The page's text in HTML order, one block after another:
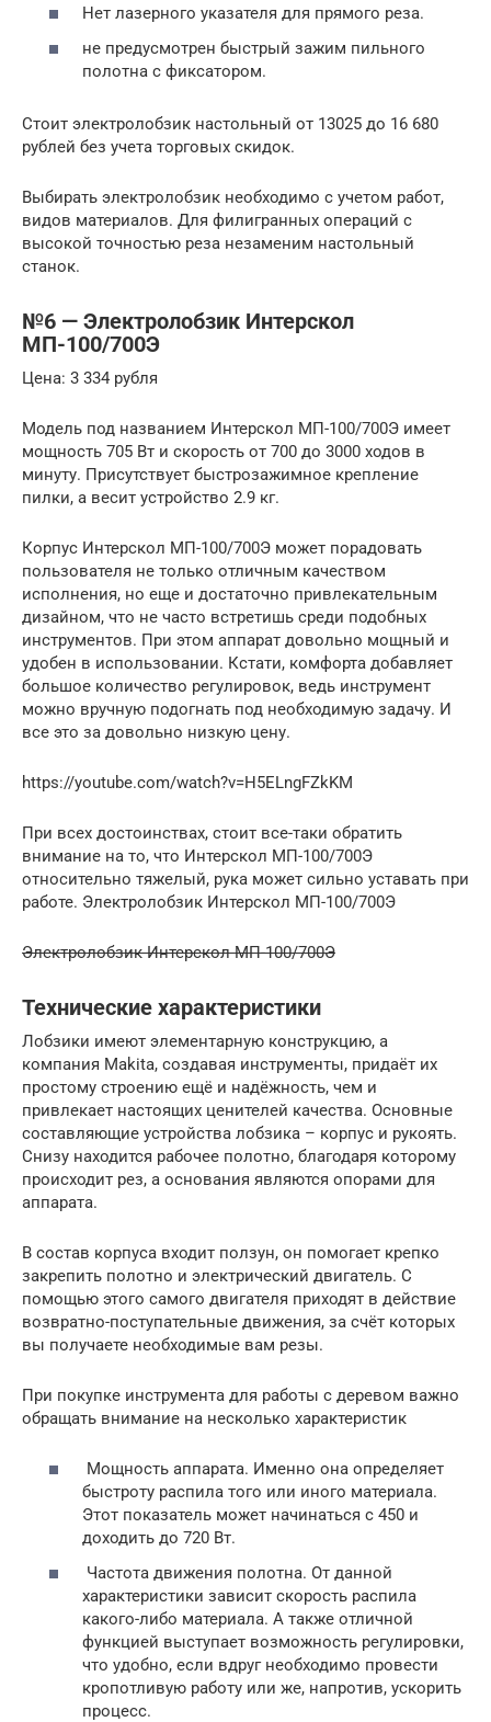
Нет лазерного указателя для прямого реза.
не предусмотрен быстрый зажим пильного
полотна с фиксатором.
Стоит электролобзик настольный от 13025 до 16 680
рублей без учета торговых скидок.
Выбирать электролобзик необходимо с учетом работ,
видов материалов. Для филигранных операций с
высокой точностью реза незаменим настольный
станок.
№6 — Электролобзик Интерскол
МП-100/700Э
Цена: 3 334 рубля
Модель под названием Интерскол МП-100/700Э имеет
мощность 705 Вт и скорость от 700 до 3000 ходов в
минуту. Присутствует быстрозажимное крепление
пилки, а весит устройство 2.9 кг.
Корпус Интерскол МП-100/700Э может порадовать
пользователя не только отличным качеством
исполнения, но еще и достаточно привлекательным
дизайном, что не часто встретишь среди подобных
инструментов. При этом аппарат довольно мощный и
удобен в использовании. Кстати, комфорта добавляет
большое количество регулировок, ведь инструмент
можно вручную подогнать под необходимую задачу. И
все это за довольно низкую цену.
https://youtube.com/watch?v=H5ELngFZkKM
При всех достоинствах, стоит все-таки обратить
внимание на то, что Интерскол МП-100/700Э
относительно тяжелый, рука может сильно уставать при
работе. Электролобзик Интерскол МП-100/700Э
Электролобзик Интерскол МП-100/700Э
Технические характеристики
Лобзики имеют элементарную конструкцию, а
компания Makita, создавая инструменты, придаёт их
простому строению ещё и надёжность, чем и
привлекает настоящих ценителей качества. Основные
составляющие устройства лобзика – корпус и рукоять.
Снизу находится рабочее полотно, благодаря которому
происходит рез, а основания являются опорами для
аппарата.
В состав корпуса входит ползун, он помогает крепко
закрепить полотно и электрический двигатель. С
помощью этого самого двигателя приходят в действие
возвратно-поступательные движения, за счёт которых
вы получаете необходимые вам резы.
При покупке инструмента для работы с деревом важно
обращать внимание на несколько характеристик
Мощность аппарата. Именно она определяет
быстроту распила того или иного материала.
Этот показатель может начинаться с 450 и
доходить до 720 Вт.
Частота движения полотна. От данной
характеристики зависит скорость распила
какого-либо материала. А также отличной
функцией выступает возможность регулировки,
что удобно, если вдруг необходимо провести
кропотливую работу или же, напротив, ускорить
процесс.